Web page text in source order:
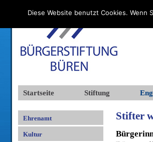
Startseite Stiftung
Ehrenamt
Kultur
Stifter
Diese Website benutzt Cookies. Wenn